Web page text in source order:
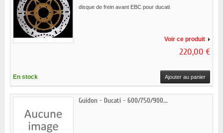
disque de frein avant EBC pour ducati
Voir ce produit
220,00 €
En stock Ajouter au panier
Guidon - Ducati - 600/750/900...